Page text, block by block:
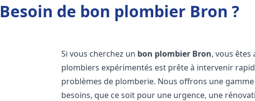
Besoin de bon plombier Bron ?
Si vous cherchez un bon plombier Bron, vous
plombiers expérimentés est prête à intervenir
problèmes de plomberie. Nous offrons une
besoins, que ce soit pour une urgence, une